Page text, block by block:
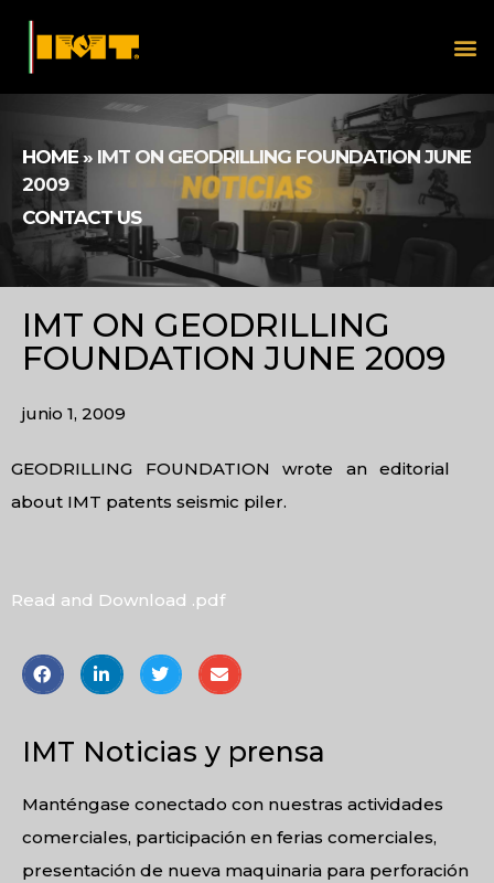
HOME» IMT ON GEODRILLING FOUNDATION JUNE
2009
CONTACT US
IMT ON GEODRILLING
FOUNDATION JUNE 2009
junio 1, 2009
GEODRILLING FOUNDATION wrote an editorial
about IMT patents seismic piler.
Read and Download .pdf
IMT Noticias y prensa
Manténgase conectado con nuestras actividades
comerciales, participación en ferias comerciales,
presentación de nueva maquinaria para perforación